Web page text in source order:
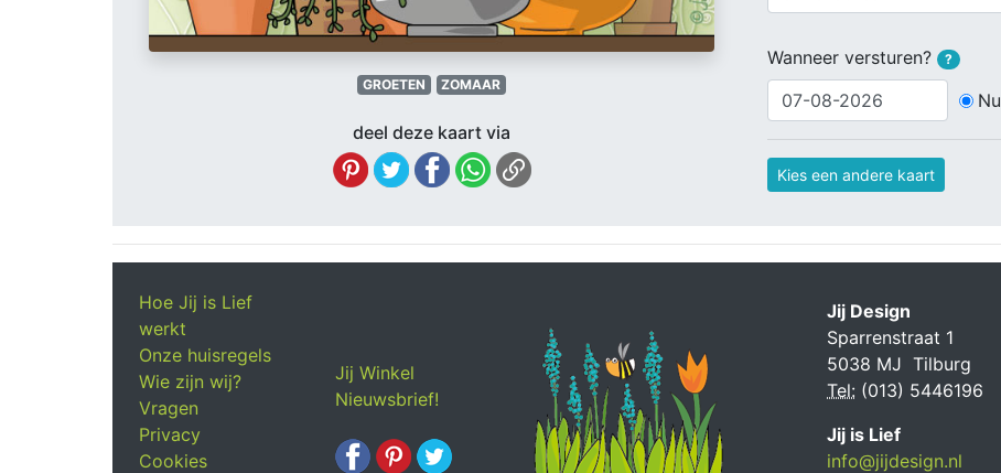
GROETEN ZOMAAR
deel deze kaart via
Wanneer versturen?
?
Nu
Kies een andere kaart
Hoe Jij is Lief
werkt
Onze huisregels
Wie zijn wij?
Vragen
Privacy
Cookies
Jij Winkel
Nieuwsbrief!
Jij Design
Sparrenstraat 1
5038 MJ Tilburg
Tel: (013) 5446196
Jij is Lief
info@jijdesign.nl